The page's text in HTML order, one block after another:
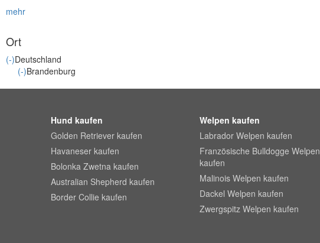
mehr
Ort
(-)Deutschland
(-)Brandenburg
Hund kaufen
Golden Retriever kaufen
Havaneser kaufen
Bolonka Zwetna kaufen
Australian Shepherd kaufen
Border Collie kaufen
Welpen kaufen
Labrador Welpen kaufen
Französische Bulldogge Welpen
kaufen
Malinois Welpen kaufen
Dackel Welpen kaufen
Zwergspitz Welpen kaufen